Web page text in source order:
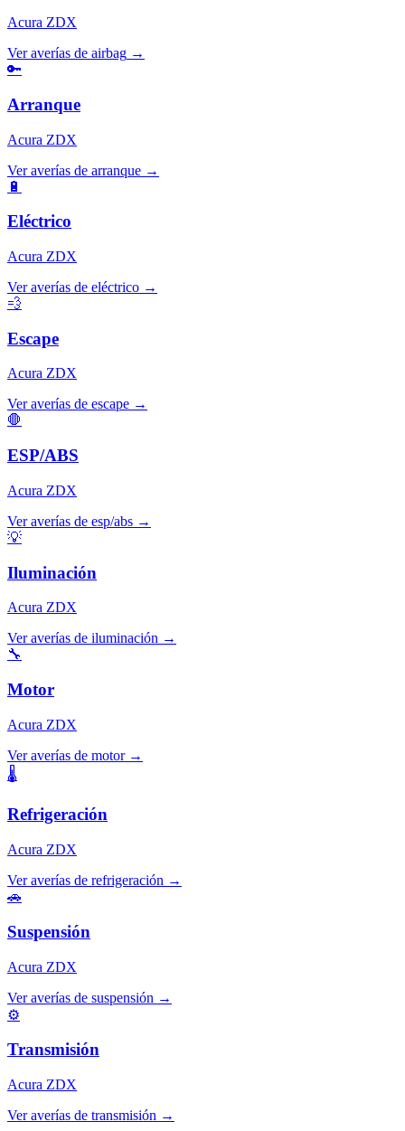
Acura ZDX
Ver averías de airbag →
🔑
Arranque
Acura ZDX
Ver averías de arranque →
🔋
Eléctrico
Acura ZDX
Ver averías de eléctrico →
💨
Escape
Acura ZDX
Ver averías de escape →
🛑
ESP/ABS
Acura ZDX
Ver averías de esp/abs →
💡
Iluminación
Acura ZDX
Ver averías de iluminación →
🔧
Motor
Acura ZDX
Ver averías de motor →
🌡️
Refrigeración
Acura ZDX
Ver averías de refrigeración →
🚗
Suspensión
Acura ZDX
Ver averías de suspensión →
⚙️
Transmisión
Acura ZDX
Ver averías de transmisión →